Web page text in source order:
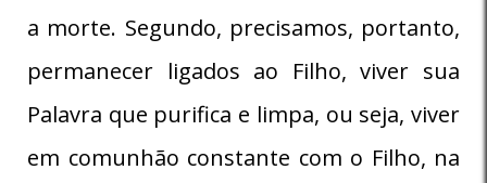
a morte. Segundo, precisamos, portanto,
permanecer ligados ao Filho, viver sua
Palavra que purifica e limpa, ou seja, viver
em comunhão constante com o Filho, na